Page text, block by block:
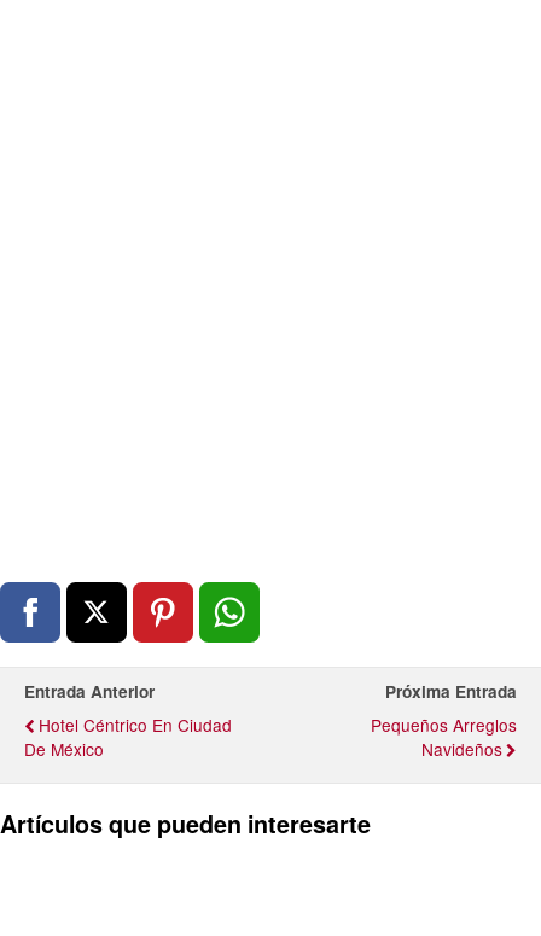
Entrada Anterior
Hotel Céntrico En Ciudad
De México
Próxima Entrada
Pequeños Arreglos
Navideños
Artículos que pueden interesarte